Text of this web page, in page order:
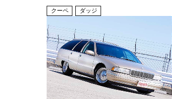
クーペ ダッジ